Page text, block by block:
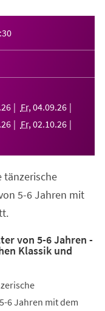
26 Fr, 04.09.26
26 Fr, 02.10.26
tänzerische
5-6 Jahren mit
von 5-6 Jahren -
Klassik und
6 Jahren mit dem